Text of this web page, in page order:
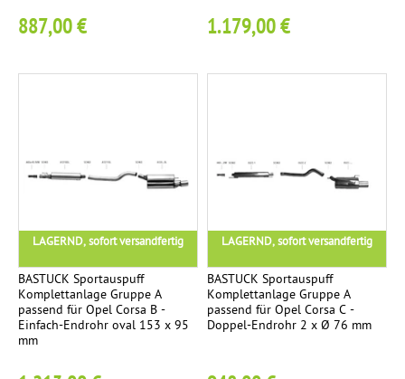
887,00 € 1.179,00 €
LAGERND, sofort versandfertig
BASTUCK Sportauspuff
Komplettanlage Gruppe A
passend für Opel Corsa B -
Einfach-Endrohr oval 153 x 95
mm
LAGERND, sofort versandfertig
BASTUCK Sportauspuff
Komplettanlage Gruppe A
passend für Opel Corsa C -
Doppel-Endrohr 2 x Ø 76 mm